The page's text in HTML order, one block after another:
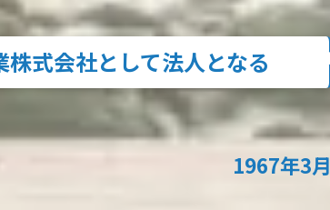
株式会社として法人となる
1967年3月